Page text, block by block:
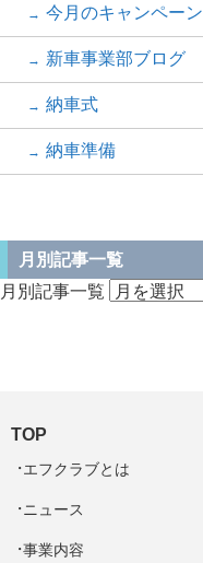
今月のキャンペーン
新車事業部ブログ
納車式
納車準備
月別記事一覧
月別記事一覧
TOP
エフクラブとは
ニュース
事業内容